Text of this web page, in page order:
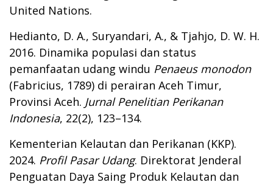
United Nations.
Hedianto, D. A., Suryandari, A., & Tjahjo, D. W. H.
2016. Dinamika populasi dan status
pemanfaatan udang windu Penaeus monodon
(Fabricius, 1789) di perairan Aceh Timur,
Provinsi Aceh. Jurnal Penelitian Perikanan
Indonesia, 22(2), 123–134.
Kementerian Kelautan dan Perikanan (KKP).
2024. Profil Pasar Udang. Direktorat Jenderal
Penguatan Daya Saing Produk Kelautan dan